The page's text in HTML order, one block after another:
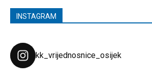
INSTAGRAM
kk_vrijednosnice_osijek